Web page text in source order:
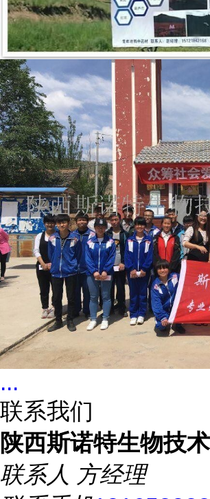
...
联系我们
陕西斯诺特生物技
联系人 方经理